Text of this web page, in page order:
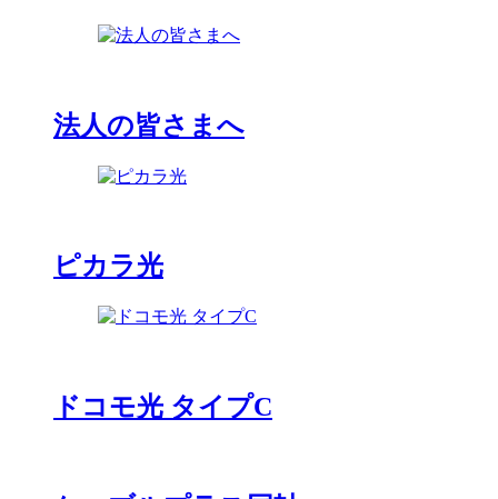
法人の皆さまへ
ピカラ光
ドコモ光 タイプC